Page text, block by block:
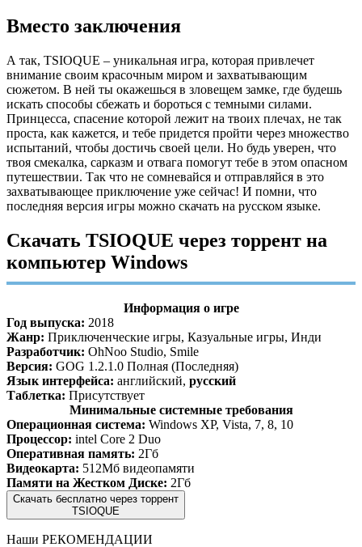
Вместо заключения
А так, TSIOQUE – уникальная игра, которая привлечет
внимание своим красочным миром и захватывающим
сюжетом. В ней ты окажешься в зловещем замке, где будешь
искать способы сбежать и бороться с темными силами.
Принцесса, спасение которой лежит на твоих плечах, не так
проста, как кажется, и тебе придется пройти через множество
испытаний, чтобы достичь своей цели. Но будь уверен, что
твоя смекалка, сарказм и отвага помогут тебе в этом опасном
путешествии. Так что не сомневайся и отправляйся в это
захватывающее приключение уже сейчас! И помни, что
последняя версия игры можно скачать на русском языке.
Скачать TSIOQUE через торрент на
компьютер Windows
Информация о игре
Год выпуска: 2018
Жанр: Приключенческие игры, Казуальные игры, Инди
Разработчик: OhNoo Studio, Smile
Версия: GOG 1.2.1.0 Полная (Последняя)
Язык интерфейса: английский, русский
Таблетка: Присутствует
Минимальные системные требования
Операционная система: Windows XP, Vista, 7, 8, 10
Процессор: intel Core 2 Duo
Оперативная память: 2Гб
Видеокарта: 512Мб видеопамяти
Памяти на Жестком Диске: 2Гб
Скачать бесплатно через торрент
TSIOQUE
Наши РЕКОМЕНДАЦИИ